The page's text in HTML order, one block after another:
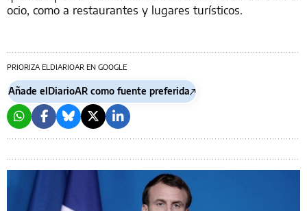
ocio, como a restaurantes y lugares turísticos.
PRIORIZA ELDIARIOAR EN GOOGLE
Añade elDiarioAR como fuente preferida